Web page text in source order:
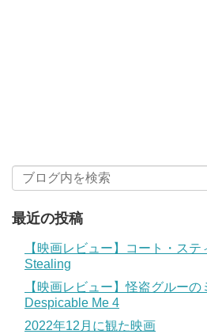
最近の投稿
【映画レビュー】コート・ス
Stealing
【映画レビュー】怪盗グルー
Despicable Me 4
2022年12月に観た映画